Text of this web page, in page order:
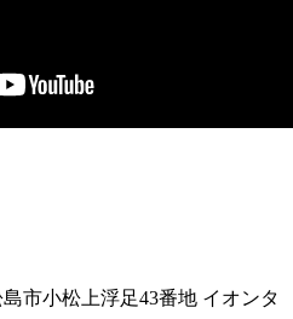
市小松上浮足43番地 イオンタ